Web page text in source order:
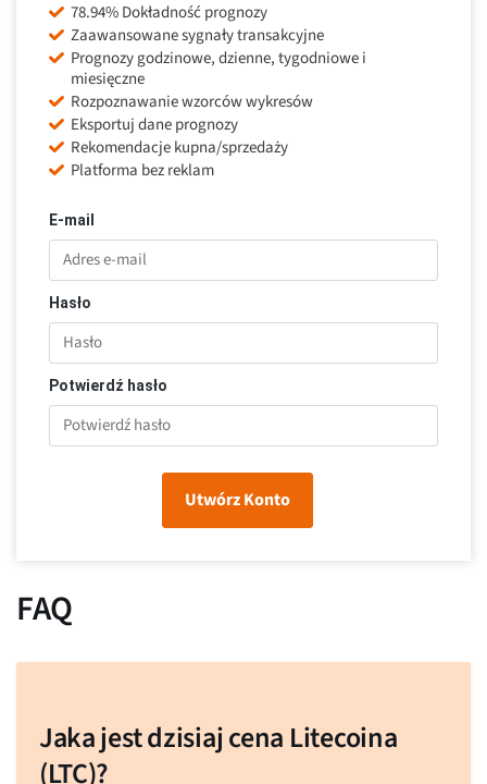
E-mail
Hasło
Potwierdź hasło
Utwórz Konto
78.94% Dokładność prognozy
Zaawansowane sygnały transakcyjne
Prognozy godzinowe, dzienne, tygodniowe i
miesięczne
Rozpoznawanie wzorców wykresów
Eksportuj dane prognozy
Rekomendacje kupna/sprzedaży
Platforma bez reklam
FAQ
Jaka jest dzisiaj cena Litecoina
(LTC)?